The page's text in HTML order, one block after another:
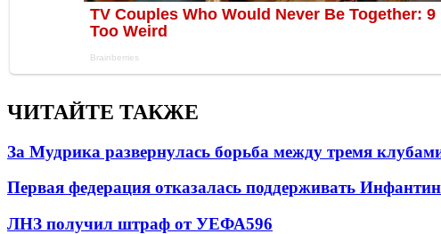
ЧИТАЙТЕ ТАКЖЕ
За Мудрика развернулась борьба между тремя
Первая федерация отказалась поддерживать
ЛНЗ получил штраф от УЕФА596